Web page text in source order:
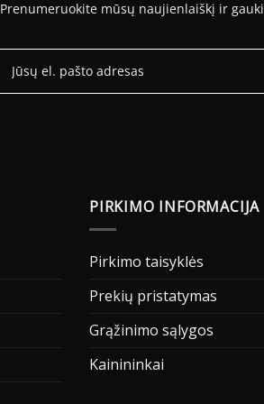
Prenumeruokite mūsų naujienlaiškį ir
PIRKIMO INFORMACIJA
Pirkimo taisyklės
Prekių pristatymas
Grąžinimo sąlygos
Kainininkai